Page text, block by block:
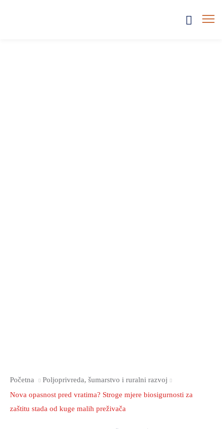
Početna
Poljoprivreda, šumarstvo i ruralni razvoj
Nova opasnost pred vratima? Stroge mjere biosigurnosti za
zaštitu stada od kuge malih preživača